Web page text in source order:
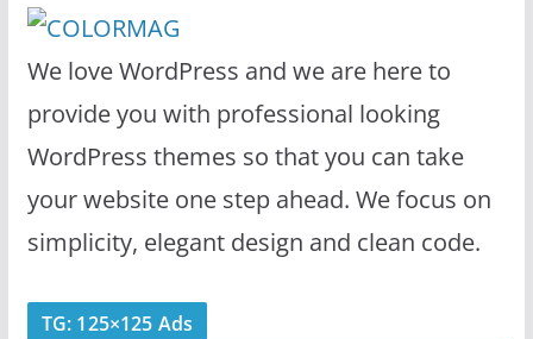
We love WordPress and we are here to
provide you with professional looking
WordPress themes so that you can take
your website one step ahead. We focus on
simplicity, elegant design and clean code.
TG: 125×125 Ads